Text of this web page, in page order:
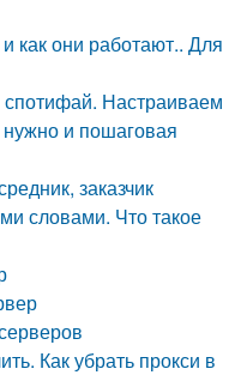
как они работают.. Для
спотифай. Настраиваем
нужно и пошаговая
заказчик
словами. Что такое
Как убрать прокси в